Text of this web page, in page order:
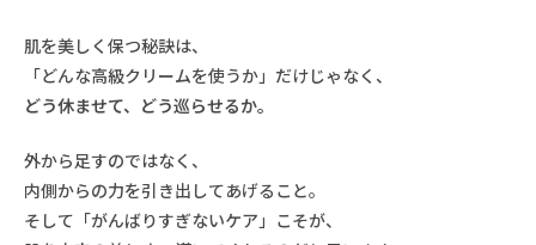
肌を美しく保つ秘訣は、
「どんな高級クリームを使うか」だけじゃなく、
どう休ませて、どう巡らせるか。
外から足すのではなく、
内側からの力を引き出してあげること。
そして「がんばりすぎないケア」こそが、